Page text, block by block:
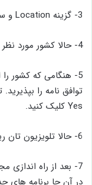
3- گزینه Location و سپس LG Services Country را انتخاب کنید.
4- حالا کشور مورد نظر تان را انتخاب کنید.
5- هنگامی که کشور
توافق نامه را
Yes کلیک کنید.
6- حالا تلویزیون تان ریستارت می شود تا تغییرات اعمال شوند.
در آن جا برنامه های